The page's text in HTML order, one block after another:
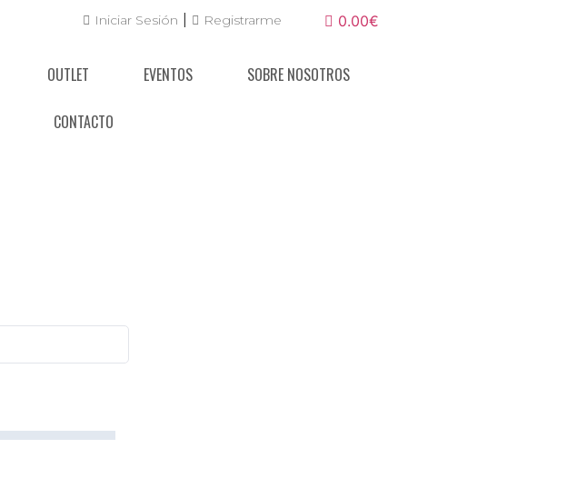
Iniciar Sesión Registrarme 0.00€
OUTLET EVENTOS SOBRE NOSOTROS
CONTACTO